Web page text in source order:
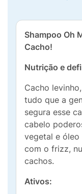
Shampoo Oh
Cacho!
Nutrição e
Cacho
tudo que a
segura esse
cabelo
vegetal e
com o frizz,
cachos.
Ativos: